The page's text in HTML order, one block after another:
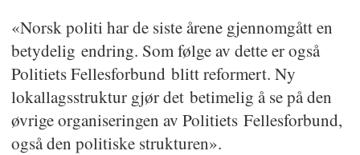
«Norsk politi har de siste årene gjennomgått en
betydelig endring. Som følge av dette er også
Politiets Fellesforbund blitt reformert. Ny
lokallagsstruktur gjør det betimelig å se på den
øvrige organiseringen av Politiets Fellesforbund,
også den politiske strukturen».